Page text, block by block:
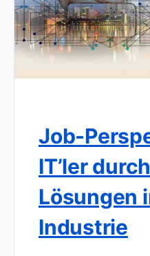
Job-
IT’ler
Lösungen
Industrie